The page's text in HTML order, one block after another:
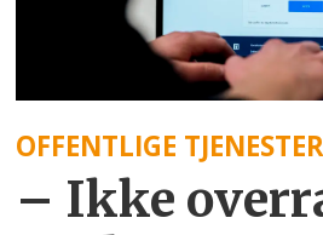
OFFENTLIGE TJENESTER
– Ikke